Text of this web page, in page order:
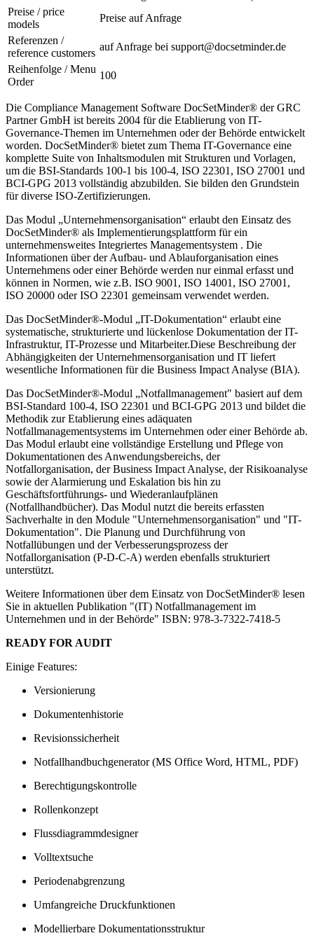
Preise / price
models
Preise auf Anfrage
Referenzen /
reference customers
auf Anfrage bei support@docsetminder.de
Reihenfolge / Menu
Order
100
Die Compliance Management Software DocSetMinder® der GRC
Partner GmbH ist bereits 2004 für die Etablierung von IT-
Governance-Themen im Unternehmen oder der Behörde entwickelt
worden. DocSetMinder® bietet zum Thema IT-Governance eine
komplette Suite von Inhaltsmodulen mit Strukturen und Vorlagen,
um die BSI-Standards 100-1 bis 100-4, ISO 22301, ISO 27001 und
BCI-GPG 2013 vollständig abzubilden. Sie bilden den Grundstein
für diverse ISO-Zertifizierungen.
Das Modul „Unternehmensorganisation“ erlaubt den Einsatz des
DocSetMinder® als Implementierungsplattform für ein
unternehmensweites Integriertes Managementsystem . Die
Informationen über der Aufbau- und Ablauforganisation eines
Unternehmens oder einer Behörde werden nur einmal erfasst und
können in Normen, wie z.B. ISO 9001, ISO 14001, ISO 27001,
ISO 20000 oder ISO 22301 gemeinsam verwendet werden.
Das DocSetMinder®-Modul „IT-Dokumentation“ erlaubt eine
systematische, strukturierte und lückenlose Dokumentation der IT-
Infrastruktur, IT-Prozesse und Mitarbeiter.Diese Beschreibung der
Abhängigkeiten der Unternehmensorganisation und IT liefert
wesentliche Informationen für die Business Impact Analyse (BIA).
Das DocSetMinder®-Modul „Notfallmanagement" basiert auf dem
BSI-Standard 100-4, ISO 22301 und BCI-GPG 2013 und bildet die
Methodik zur Etablierung eines adäquaten
Notfallmanagementsystems im Unternehmen oder einer Behörde ab.
Das Modul erlaubt eine vollständige Erstellung und Pflege von
Dokumentationen des Anwendungsbereichs, der
Notfallorganisation, der Business Impact Analyse, der Risikoanalyse
sowie der Alarmierung und Eskalation bis hin zu
Geschäftsfortführungs- und Wiederanlaufplänen
(Notfallhandbücher). Das Modul nutzt die bereits erfassten
Sachverhalte in den Module "Unternehmensorganisation" und "IT-
Dokumentation". Die Planung und Durchführung von
Notfallübungen und der Verbesserungsprozess der
Notfallorganisation (P-D-C-A) werden ebenfalls strukturiert
unterstützt.
Weitere Informationen über dem Einsatz von DocSetMinder® lesen
Sie in aktuellen Publikation "(IT) Notfallmanagement im
Unternehmen und in der Behörde" ISBN: 978-3-7322-7418-5
READY FOR AUDIT
Einige Features:
Versionierung
Dokumentenhistorie
Revisionssicherheit
Notfallhandbuchgenerator (MS Office Word, HTML, PDF)
Berechtigungskontrolle
Rollenkonzept
Flussdiagrammdesigner
Volltextsuche
Periodenabgrenzung
Umfangreiche Druckfunktionen
Modellierbare Dokumentationsstruktur